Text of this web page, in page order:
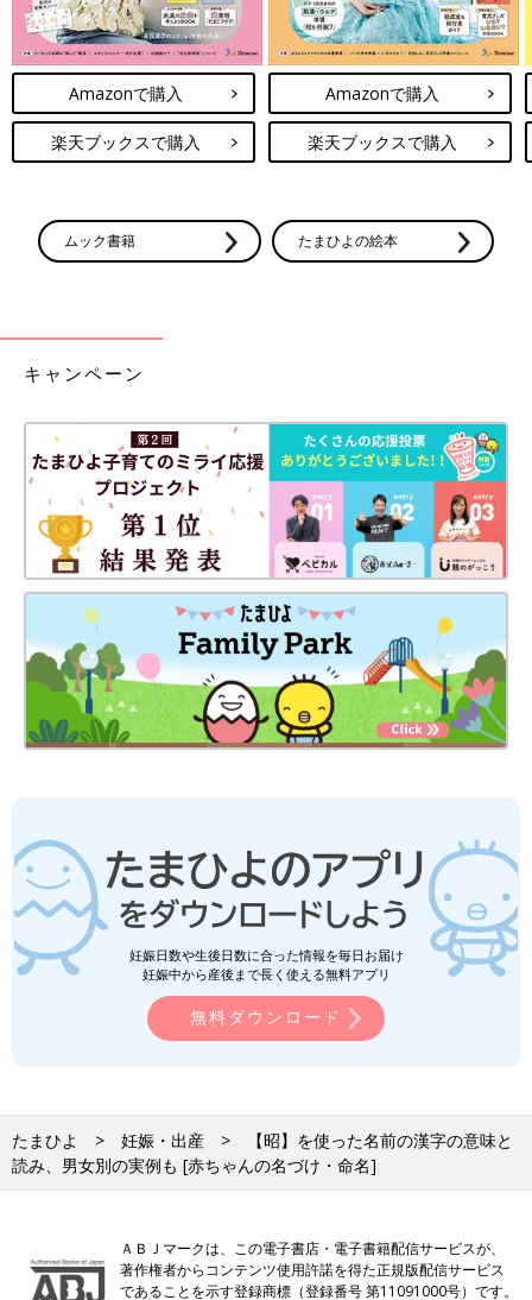
Amazonで購入
楽天ブックスで購入
Amazonで購入
楽天ブックスで購入
ムック書籍 たまひよの絵本
キャンペーン
妊娠日数や生後日数に合った情報を毎日お届け
妊娠中から産後まで長く使える無料アプリ
無料ダウンロード
たまひよ 妊娠・出産
【昭】を使った名前の漢字の意味と
読み、男女別の実例も [赤ちゃんの名づけ・命名]
ＡＢＪマークは、この電子書店・電子書籍配信サービスが、
著作権者からコンテンツ使用許諾を得た正規版配信サービス
であることを示す登録商標（登録番号 第11091000号）です。